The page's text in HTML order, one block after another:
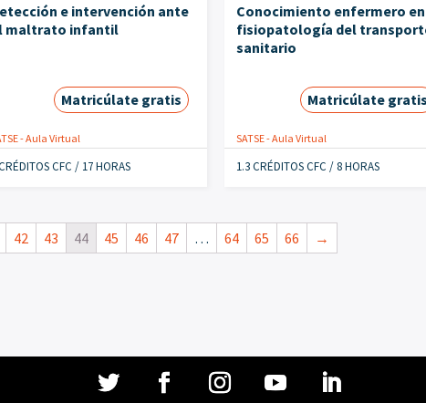
e intervención ante
maltrato infantil
Matricúlate gratis
- Aula Virtual
CFC / 17 HORAS
Conocimiento enfermero en
fisiopatología del
sanitario
Matricúlate
SATSE - Aula Virtual
1.3 CRÉDITOS CFC / 8 HORAS
42 43 44 45 46 47 … 64 65 66 →